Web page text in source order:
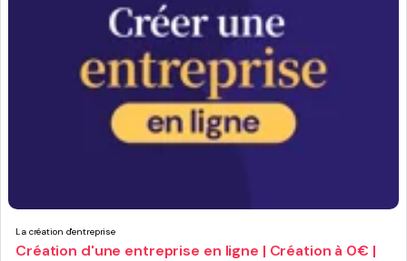
La création d'entreprise
Création d'une entreprise en ligne | Création à 0€ |